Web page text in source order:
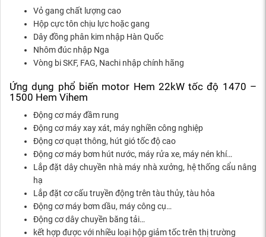
Vỏ gang chất lượng cao
Hộp cực tôn chịu lực hoặc gang
Dây đồng phân kim nhập Hàn Quốc
Nhôm đúc nhập Nga
Vòng bi SKF, FAG, Nachi nhập chính hãng
Ứng dụng phổ biến motor Hem 22kW tốc độ 1470 –
1500 Hem Vihem
Động cơ máy đầm rung
Động cơ máy xay xát, máy nghiền công nghiệp
Động cơ quạt thông, hút gió tốc độ cao
Động cơ máy bơm hút nước, máy rửa xe, máy nén khí…
Lắp đặt dây chuyền nhà máy nhà xưởng, hệ thống cẩu nâng
hạ
Lắp đặt cơ cấu truyền động trên tàu thủy, tàu hỏa
Động cơ máy bơm dầu, máy công cụ…
Động cơ dây chuyền băng tải…
kết hợp được với nhiều loại hộp giảm tốc trên thị trường